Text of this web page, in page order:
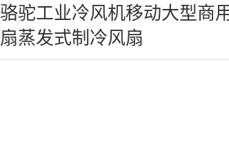
骆驼工业冷风机移动大型商
扇蒸发式制冷风扇